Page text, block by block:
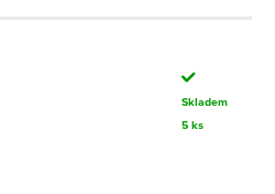
Skladem
5 ks